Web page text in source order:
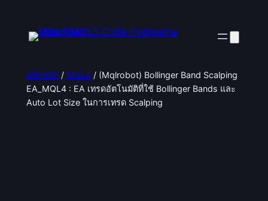
หน้าหลัก / MQL4/ (Mqlrobot) Bollinger Band Scalping
EA_MQL4 : EA เทรดอัตโนมัติที่ใช้ Bollinger Bands และ
Auto Lot Size ในการเทรด Scalping